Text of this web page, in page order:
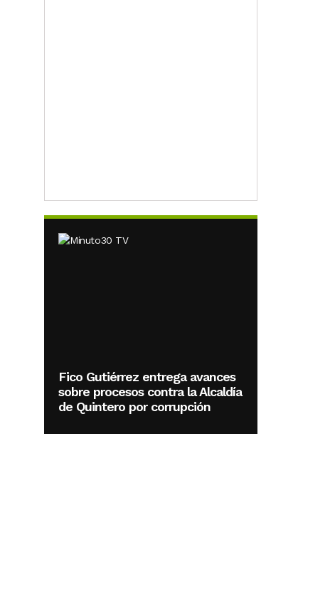
Fico Gutiérrez entrega avances
sobre procesos contra la Alcaldía
de Quintero por corrupción